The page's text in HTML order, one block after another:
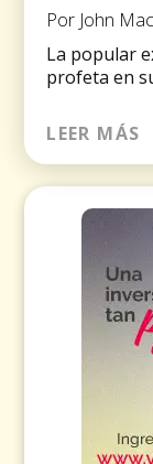
Por John
La popular
profeta en
LEER MÁS